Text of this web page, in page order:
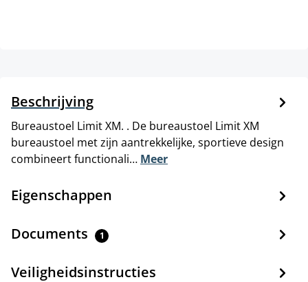
Beschrijving
Bureaustoel Limit XM. . De bureaustoel Limit XM
bureaustoel met zijn aantrekkelijke, sportieve design
combineert functionali… Meer
Eigenschappen
Documents 1
Veiligheidsinstructies